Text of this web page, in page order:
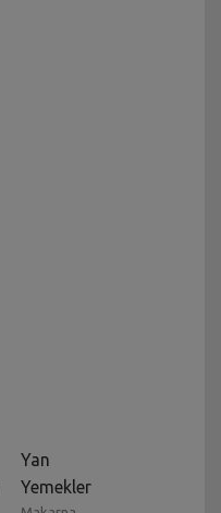
Yan
Yemekler